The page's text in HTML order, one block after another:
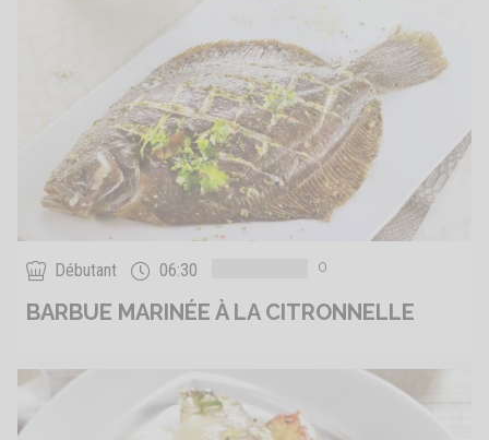
Débutant 06:30 0
BARBUE MARINÉE À LA CITRONNELLE